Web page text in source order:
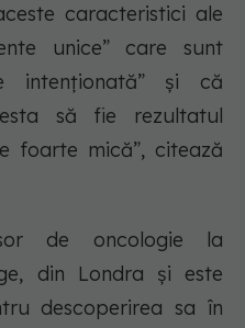
caracteristici ale
unice” care sunt
intenţionată” şi că
să fie rezultatul
foarte mică”, citează
de oncologie la
din Londra şi este
descoperirea sa în